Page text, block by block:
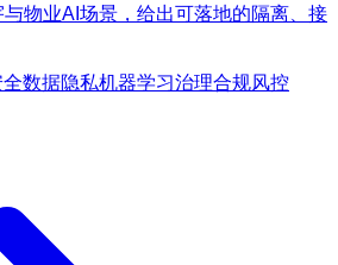
物业AI场景，给出可落地的隔离、接
数据隐私机器学习治理合规风控